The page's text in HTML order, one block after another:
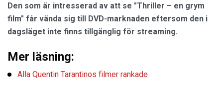
Den som är intresserad av att se "Thriller – en grym
film" får vända sig till DVD-marknaden eftersom den i
dagsläget inte finns tillgänglig för streaming.
Mer läsning:
Alla Quentin Tarantinos filmer rankade